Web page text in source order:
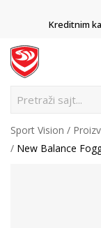
Kreditnim
Pretraži sajt...
Sport Vision
New Balance